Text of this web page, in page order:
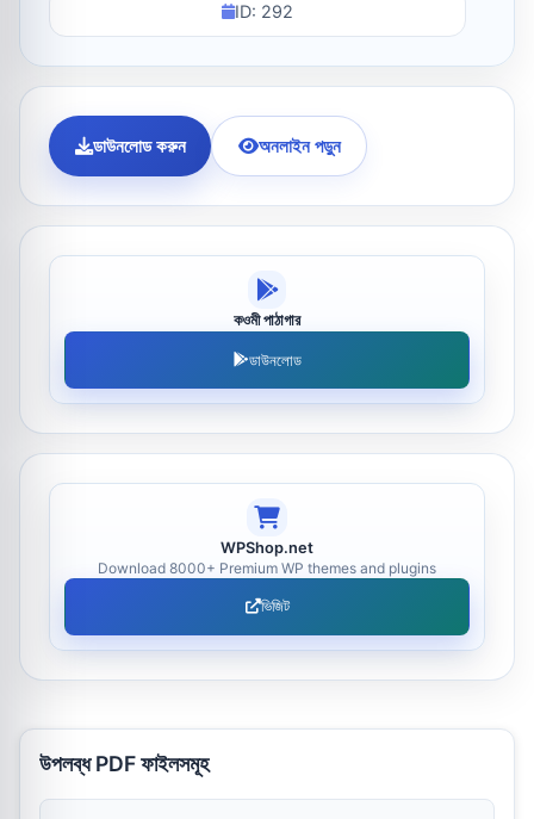
ID: 292
ডাউনলোড করুন অনলাইন পড়ুন
কওমী পাঠাগার
ডাউনলোড
WPShop.net
Download 8000+ Premium WP themes and plugins
ভিজিট
উপলব্ধ PDF ফাইলসমূহ